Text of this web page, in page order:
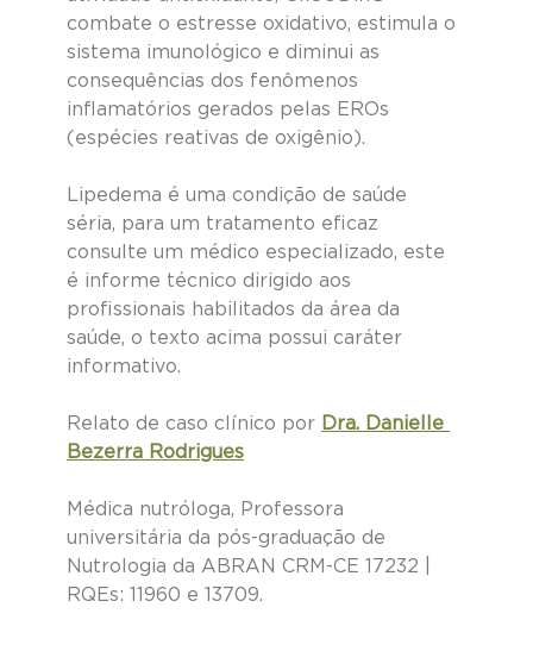
combate o estresse oxidativo, estimula o
sistema imunológico e diminui as
consequências dos fenômenos
inflamatórios gerados pelas EROs
(espécies reativas de oxigênio).
Lipedema é uma condição de saúde
séria, para um tratamento eficaz
consulte um médico especializado, este
é informe técnico dirigido aos
profissionais habilitados da área da
saúde, o texto acima possui caráter
informativo.
Relato de caso clínico por Dra. Danielle
Bezerra Rodrigues
Médica nutróloga, Professora
universitária da pós-graduação de
Nutrologia da ABRAN CRM-CE 17232 |
RQEs: 11960 e 13709.